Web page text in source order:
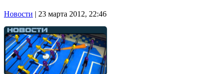
Новости | 23 марта 2012, 22:46